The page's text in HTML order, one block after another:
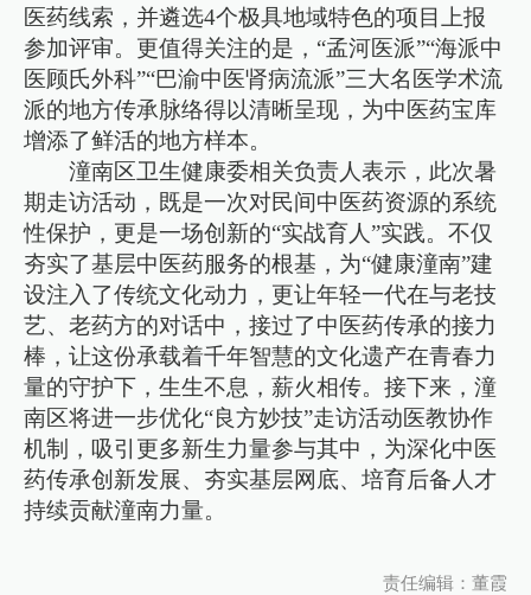
医药线索，并遴选4个极具地域特色的项目上报
参加评审。更值得关注的是，“孟河医派”“海派中
医顾氏外科”“巴渝中医肾病流派”三大名医学术流
派的地方传承脉络得以清晰呈现，为中医药宝库
增添了鲜活的地方样本。
潼南区卫生健康委相关负责人表示，此次暑
期走访活动，既是一次对民间中医药资源的系统
性保护，更是一场创新的“实战育人”实践。不仅
夯实了基层中医药服务的根基，为“健康潼南”建
设注入了传统文化动力，更让年轻一代在与老技
艺、老药方的对话中，接过了中医药传承的接力
棒，让这份承载着千年智慧的文化遗产在青春力
量的守护下，生生不息，薪火相传。接下来，潼
南区将进一步优化“良方妙技”走访活动医教协作
机制，吸引更多新生力量参与其中，为深化中医
药传承创新发展、夯实基层网底、培育后备人才
持续贡献潼南力量。
责任编辑：董霞